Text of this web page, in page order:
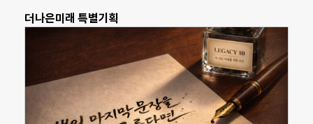
더나은미래 특별기획